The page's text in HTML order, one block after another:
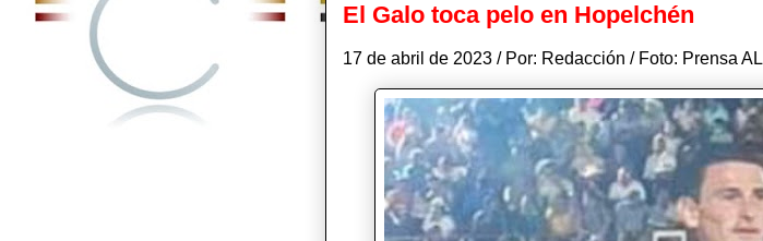
El Galo toca pelo en Hopelchén
17 de abril de 2023 / Por: Redacción / Foto: Prensa AL